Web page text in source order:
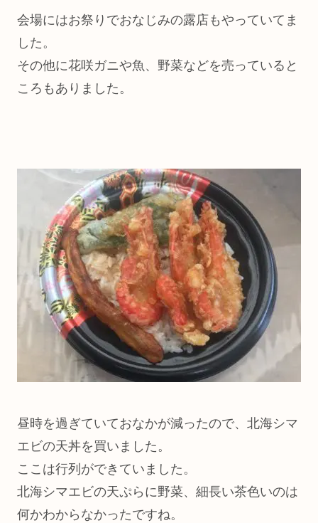
会場にはお祭りでおなじみの露店もやっていてま
した。
その他に花咲ガニや魚、野菜などを売っていると
ころもありました。
昼時を過ぎていておなかが減ったので、北海シマ
エビの天丼を買いました。
ここは行列ができていました。
北海シマエビの天ぷらに野菜、細長い茶色いのは
何かわからなかったですね。